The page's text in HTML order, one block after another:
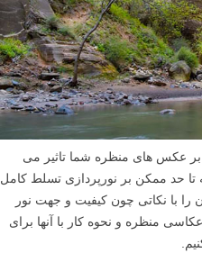
عکس های منظره شما تاثیر می
حد ممکن بر نورپردازی تسلط کامل
را با نکاتی چون کیفیت و جهت نور
منظره و نحوه کار با آنها برای